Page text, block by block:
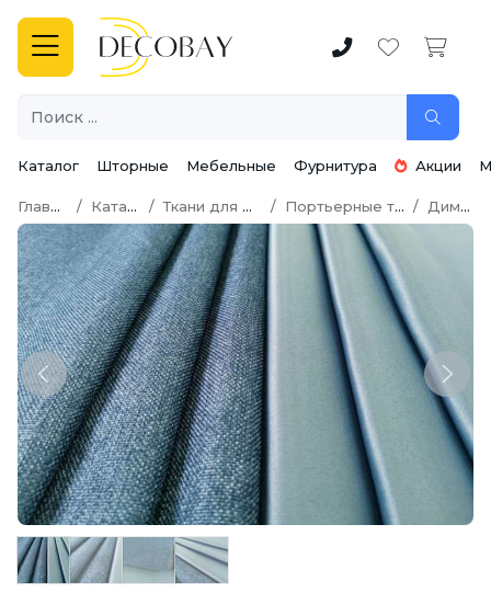
Каталог Шторные Мебельные Фурнитура Акции
Главная Каталог Ткани для штор Портьерные ткани Димаут
Previous Next